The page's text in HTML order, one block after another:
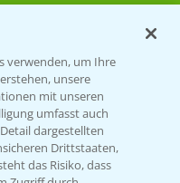
1
verwenden, um Ihre
unsere
mit unseren
umfasst auch
dargestellten
Drittstaaten,
das Risiko, dass